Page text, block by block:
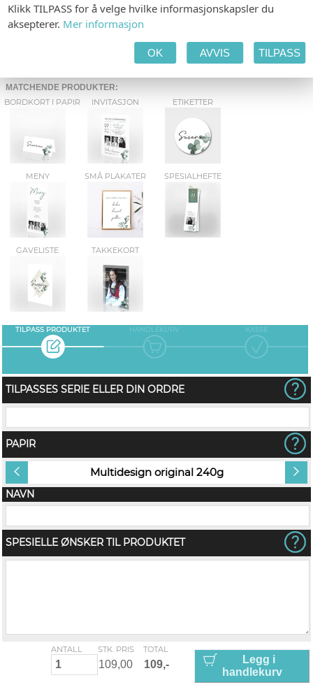
Fra kr 79,00
MATCHENDE PRODUKTER:
BORDKORT I PAPIR
INVITASJON ETIKETTER
MENY SMÅ PLAKATER SPESIALHEFTE
GAVELISTE TAKKEKORT
TILPASS PRODUKTET HANDLEKURV KASSE
TILPASSES SERIE ELLER DIN ORDRE
PAPIR
Multidesign original 240g
NAVN
SPESIELLE ØNSKER TIL PRODUKTET
ANTALL STK. PRIS TOTAL
Legg i
handlekurv
Klikk TILPASS for å velge hvilke informasjonskapsler du
aksepterer. Mer informasjon
OK AVVIS TILPASS